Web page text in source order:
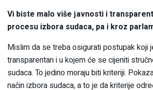
Vi biste malo više javnosti i
procesu izbora sudaca, pa i kroz
Mislim da se treba osigurati postupak koji
transparentan i u kojem će se cijeniti
sudaca. To jedino moraju biti kriteriji.
način izbora sudaca, a to je da kriterije